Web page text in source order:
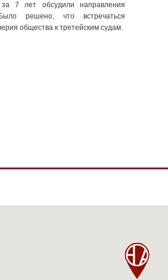
7 лет обсудили направления
Было решено, что встречаться
общества к третейским судам.